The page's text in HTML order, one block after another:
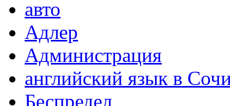
авто
Адлер
Администрация
английский язык в
Беспредел